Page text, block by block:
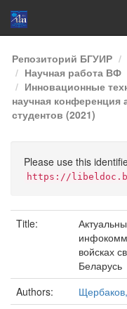
Skip
navigation
Репозиторий БГУИР
Научная работа ВФ
Инновационные
научная конференция
студентов (2021)
Please use this
https://
Title:
войсках
Беларусь
Authors: